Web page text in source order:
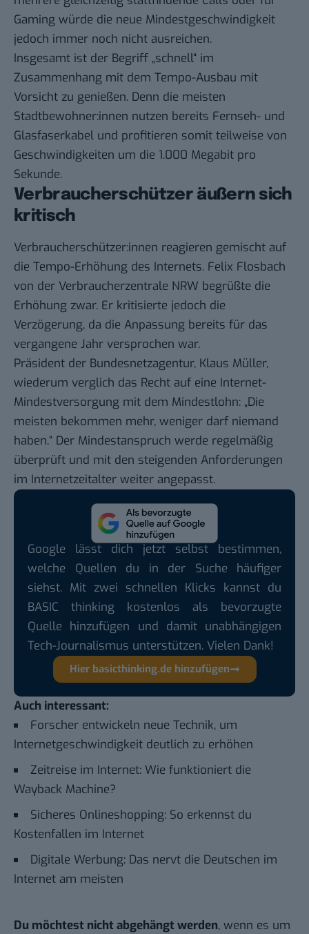
Gaming würde die neue Mindestgeschwindigkeit
jedoch immer noch nicht ausreichen.
Insgesamt ist der Begriff „schnell“ im
Zusammenhang mit dem Tempo-Ausbau mit
Vorsicht zu genießen. Denn die meisten
Stadtbewohner:innen nutzen bereits Fernseh- und
Glasfaserkabel und profitieren somit teilweise von
Geschwindigkeiten um die 1.000 Megabit pro
Sekunde.
Verbraucherschützer äußern sich
kritisch
Verbraucherschützer:innen reagieren gemischt auf
die Tempo-Erhöhung des Internets. Felix Flosbach
von der Verbraucherzentrale NRW begrüßte die
Erhöhung zwar. Er kritisierte jedoch die
Verzögerung, da die Anpassung bereits für das
vergangene Jahr versprochen war.
Präsident der Bundesnetzagentur, Klaus Müller,
wiederum verglich das Recht auf eine Internet-
Mindestversorgung mit dem Mindestlohn: „Die
meisten bekommen mehr, weniger darf niemand
haben.“ Der Mindestanspruch werde regelmäßig
überprüft und mit den steigenden Anforderungen
im Internetzeitalter weiter angepasst.
Google lässt dich jetzt selbst bestimmen,
welche Quellen du in der Suche häufiger
siehst. Mit zwei schnellen Klicks kannst du
BASIC thinking kostenlos als bevorzugte
Quelle hinzufügen und damit unabhängigen
Tech-Journalismus unterstützen. Vielen Dank!
Hier basicthinking.de hinzufügen
Auch interessant:
Forscher entwickeln neue Technik, um
Internetgeschwindigkeit deutlich zu erhöhen
Zeitreise im Internet: Wie funktioniert die
Wayback Machine?
Sicheres Onlineshopping: So erkennst du
Kostenfallen im Internet
Digitale Werbung: Das nervt die Deutschen im
Internet am meisten
Du möchtest nicht abgehängt werden, wenn es um